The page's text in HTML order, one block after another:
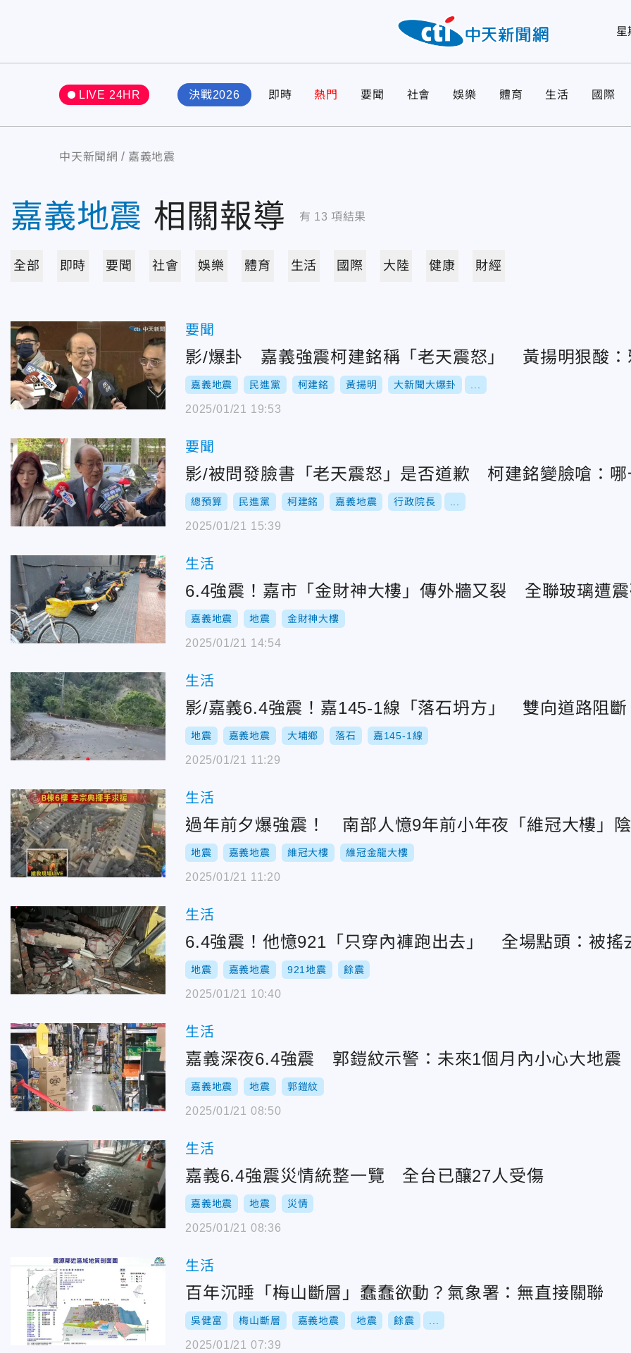
星
LIVE 24HR 決戰2026 即時 熱門 要聞 社會 娛樂 體育 生活 國際
中天新聞網 嘉義地震
嘉義地震 相關報導 有 13 項結果
全部 即時 要聞 社會 娛樂 體育 生活 國際 大陸 健康 財經
要聞
影/爆卦 嘉義強震柯建銘稱「老天震怒」 黃揚明狠酸：
嘉義地震 民進黨 柯建銘 黃揚明 大新聞大爆卦
2025/01/21 19:53
要聞
影/被問發臉書「老天震怒」是否道歉 柯建銘變臉嗆：哪
總預算 民進黨 柯建銘 嘉義地震 行政院長
2025/01/21 15:39
生活
6.4強震！嘉市「金財神大樓」傳外牆又裂 全聯玻璃遭
嘉義地震 地震 金財神大樓
2025/01/21 14:54
生活
影/嘉義6.4強震！嘉145-1線「落石坍方」 雙向道路阻斷
地震 嘉義地震 大埔鄉 落石 嘉145-1線
2025/01/21 11:29
生活
過年前夕爆強震！ 南部人憶9年前小年夜「維冠大樓」
地震 嘉義地震 維冠大樓 維冠金龍大樓
2025/01/21 11:20
生活
6.4強震！他憶921「只穿內褲跑出去」 全場點頭：被搖
地震 嘉義地震 921地震 餘震
2025/01/21 10:40
生活
嘉義深夜6.4強震 郭鎧紋示警：未來1個月內小心大地震
嘉義地震 地震 郭鎧紋
2025/01/21 08:50
生活
嘉義6.4強震災情統整一覽 全台已釀27人受傷
嘉義地震 地震 災情
2025/01/21 08:36
生活
百年沉睡「梅山斷層」蠢蠢欲動？氣象署：無直接關聯
吳健富 梅山斷層 嘉義地震 地震 餘震
2025/01/21 07:39